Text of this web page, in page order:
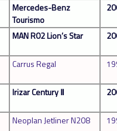
Mercedes-Benz
Tourismo
MAN R02 Lion’s Star
Carrus Regal
Irizar Century Ⅱ
Neoplan Jetliner N208